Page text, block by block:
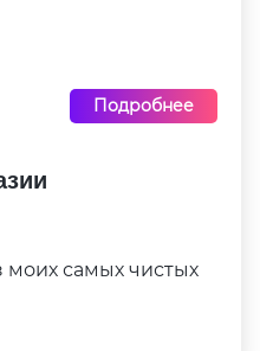
Подробнее
моих самых чистых